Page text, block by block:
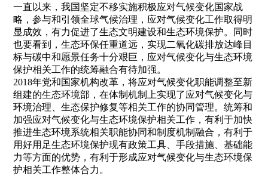
一直以来，我国坚定不移实施积极应对气候变化国家战
略，参与和引领全球气候治理，应对气候变化工作取得明
显成效，有力促进了生态文明建设和生态环境保护。同时
也要看到，生态环保任重道远，实现二氧化碳排放达峰目
标与碳中和愿景任务十分艰巨，应对气候变化与生态环境
保护相关工作的统筹融合有待加强。
2018年党和国家机构改革，将应对气候变化职能调整至新
组建的生态环境部，在体制机制上实现了应对气候变化与
环境治理、生态保护修复等相关工作的协同管理。统筹和
加强应对气候变化与生态环境保护相关工作，有利于加快
推进生态环境系统相关职能协同和制度机制融合，有利于
用好用足生态环境保护现有政策工具、手段措施、基础能
力等方面的优势，有利于形成应对气候变化与生态环境保
护相关工作整体合力。